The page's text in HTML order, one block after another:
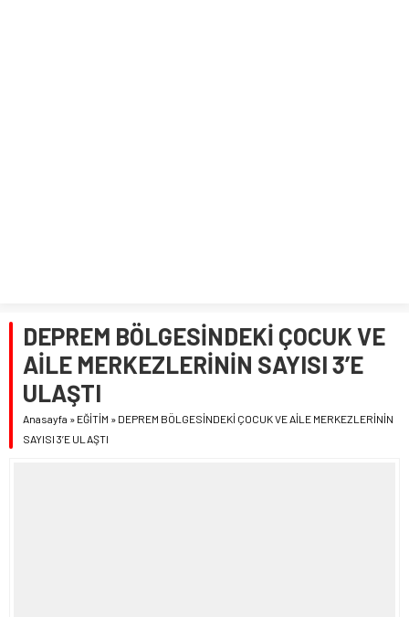
DEPREM BÖLGESİNDEKİ ÇOCUK VE
AİLE MERKEZLERİNİN SAYISI 3’E
ULAŞTI
Anasayfa » EĞİTİM » DEPREM BÖLGESİNDEKİ ÇOCUK VE AİLE MERKEZLERİNİN
SAYISI 3’E ULAŞTI